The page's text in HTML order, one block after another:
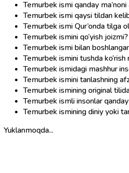
Temurbek ismi qanday
Temurbek ismi qaysi tildan
Temurbek ismi Qur’onda tilga
Temurbek ismini qo‘yish joizmi?
Temurbek ismi bilan
Temurbek ismini tushda
Temurbek ismidagi mashhur
Temurbek ismini tanlashning
Temurbek ismining original
Temurbek ismli insonlar
Temurbek ismining diniy yoki
Yuklanmoqda...